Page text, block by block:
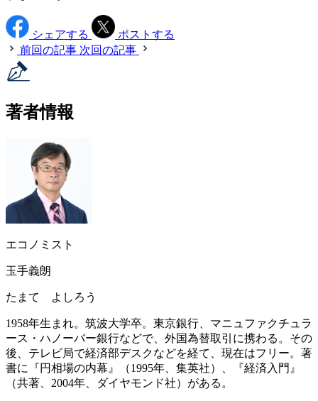
シェアする
ポストする
前回の記事 次回の記事
著者情報
エコノミスト
玉手義朗
たまて よしろう
1958年生まれ。筑波大学卒。東京銀行、マニュファクチュラ
ース・ハノーバー銀行などで、外国為替取引に携わる。その
後、テレビ局で経済部デスクなどを経て、現在はフリー。著
書に『円相場の内幕』（1995年、集英社）、『経済入門』
（共著、2004年、ダイヤモンド社）がある。